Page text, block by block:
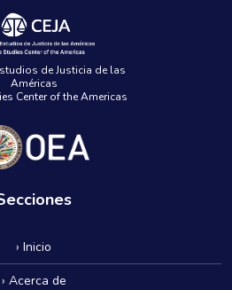
de Justicia de las
Américas
Center of the Americas
› Inicio
› Acerca de